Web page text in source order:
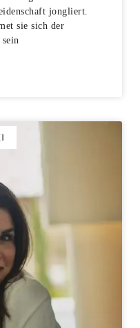
jongliert.
sie sich der